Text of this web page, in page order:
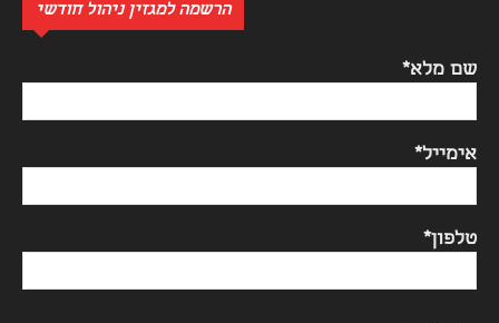
הרשמה למגזין ניהול חודשי
שם מלא*
אימייל*
טלפון*